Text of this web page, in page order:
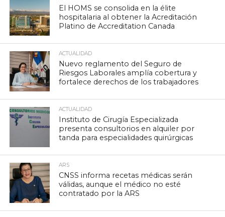
El HOMS se consolida en la élite
hospitalaria al obtener la Acreditación
Platino de Accreditation Canada
ACTUALIDAD
Nuevo reglamento del Seguro de
Riesgos Laborales amplía cobertura y
fortalece derechos de los trabajadores
ACTUALIDAD
Instituto de Cirugía Especializada
presenta consultorios en alquiler por
tanda para especialidades quirúrgicas
ARS
CNSS informa recetas médicas serán
válidas, aunque el médico no esté
contratado por la ARS